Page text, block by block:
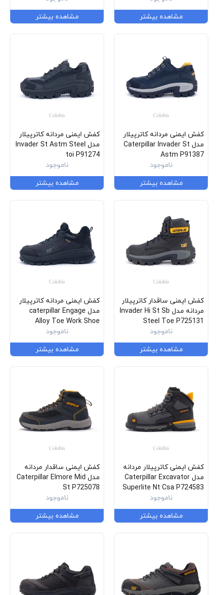
مشاهده بیشتر
مشاهده بیشتر
کفش ایمنی مردانه کاترپیلار
مدل Caterpillar Invader St
Astm P91387
ناموجود
مشاهده بیشتر
کفش ایمنی مردانه کاترپیلار
مدل Invader St Astm Steel
toi P91274
ناموجود
مشاهده بیشتر
کفش ایمنی ساقدار کاترپیلار
مردانه مدل Invader Hi St Sb
Steel Toe P725131
ناموجود
مشاهده بیشتر
کفش ایمنی مردانه کاترپیلار
مدل caterpillar Engage
Alloy Toe Work Shoe
ناموجود
مشاهده بیشتر
کفش ایمنی کاترپیلار مردانه
مدل Caterpillar Excavator
Superlite Nt Csa P724583
ناموجود
مشاهده بیشتر
کفش ایمنی ساقدار مردانه
مدل Caterpillar Elmore Mid
St P725078
ناموجود
مشاهده بیشتر